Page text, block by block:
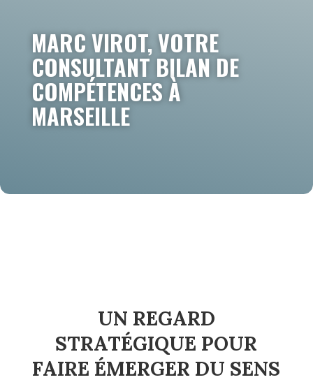
MARC VIROT, VOTRE
CONSULTANT BILAN DE
COMPÉTENCES À
MARSEILLE
UN REGARD
STRATÉGIQUE POUR
FAIRE ÉMERGER DU SENS